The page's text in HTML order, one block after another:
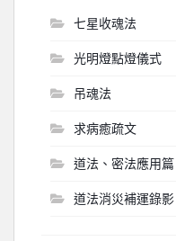
七星收魂法
光明燈點燈儀式
吊魂法
求病癒疏文
道法、密法應用篇
道法消災補運錄影